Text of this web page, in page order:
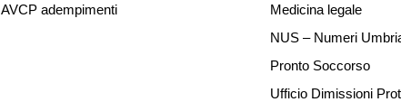
AVCP adempimenti
Medicina legale
NUS – Numeri
Pronto Soccorso
Ufficio Dimissioni